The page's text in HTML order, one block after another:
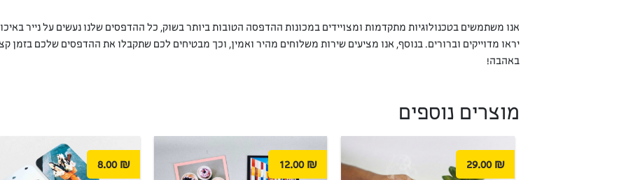
אנו משתמשים בטכנולוגיות מתקדמות ומצויידים במכונות ההדפסה הטובות ביותר בשוק, כל ההדפסים שלנו נעשים על נייר
יראו מדוייקים וברורים. בנוסף, אנו מציעים שירות משלוחים מהיר ואמין, וכך מבטיחים לכם שתקבלו את ההדפסים שלכם בזמן
באהבה!
מוצרים נוספים
₪
29.00
₪
12.00
₪
8.00